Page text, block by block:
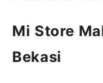
Mi Store
Bekasi